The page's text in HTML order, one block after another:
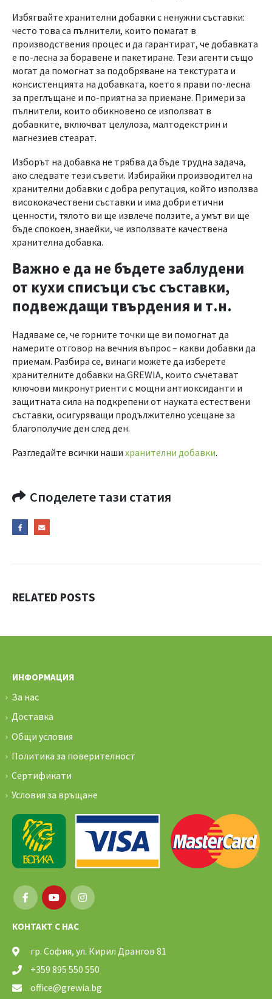
Избягвайте хранителни добавки с ненужни съставки:
често това са пълнители, които помагат в
производствения процес и да гарантират, че добавката
е по-лесна за боравене и пакетиране. Тези агенти също
могат да помогнат за подобряване на текстурата и
консистенцията на добавката, което я прави по-лесна
за преглъщане и по-приятна за приемане. Примери за
пълнители, които обикновено се използват в
добавките, включват целулоза, малтодекстрин и
магнезиев стеарат.
Изборът на добавка не трябва да бъде трудна задача,
ако следвате тези съвети. Избирайки производител на
хранителни добавки с добра репутация, който използва
висококачествени съставки и има добри етични
ценности, тялото ви ще извлече ползите, а умът ви ще
бъде спокоен, знаейки, че използвате качествена
хранителна добавка.
Важно е да не бъдете заблудени
от кухи списъци със съставки,
подвеждащи твърдения и т.н.
Надяваме се, че горните точки ще ви помогнат да
намерите отговор на вечния въпрос – какви добавки да
приемам. Разбира се, винаги можете да изберете
хранителните добавки на GREWIA, които съчетават
ключови микронутриенти с мощни антиоксиданти и
защитната сила на подкрепени от науката естествени
съставки, осигуряващи продължително усещане за
благополучие ден след ден.
Разгледайте всички наши хранителни добавки.
Споделете тази статия
RELATED POSTS
ИНФОРМАЦИЯ
За нас
Доставка
Общи условия
Политика за поверителност
Сертификати
Условия за връщане
КОНТАКТ С НАС
гр. София, ул. Кирил Дрангов 81
+359 895 550 550
office@grewia.bg